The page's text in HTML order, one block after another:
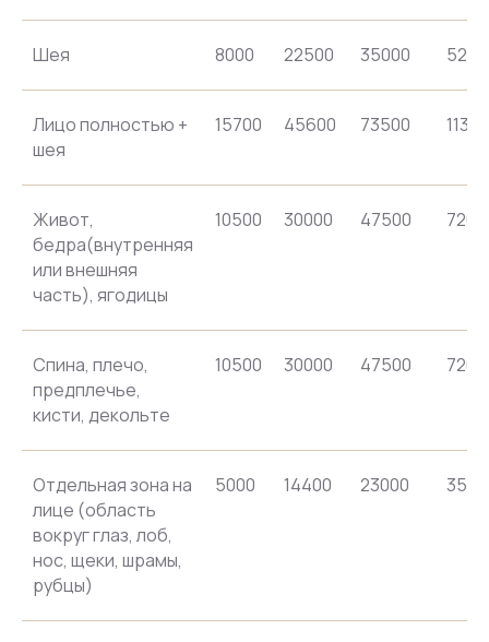
Шея 8000 22500 35000
Лицо полностью +
шея
15700 45600 73500
Живот,
бедра(внутренняя
или внешняя
часть), ягодицы
10500 30000 47500
Спина, плечо,
предплечье,
кисти, декольте
10500 30000 47500
Отдельная зона на
лице (область
вокруг глаз, лоб,
нос, щеки, шрамы,
рубцы)
5000 14400 23000